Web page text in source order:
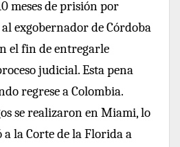
meses de prisión por
exgobernador de Córdoba
el fin de entregarle
judicial. Esta pena
regrese a Colombia.
se realizaron en Miami, lo
la Corte de la Florida a